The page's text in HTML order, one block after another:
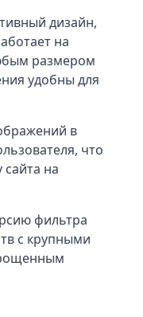
дизайн,
на
размером
удобны для
в
что
на
фильтра
с крупными